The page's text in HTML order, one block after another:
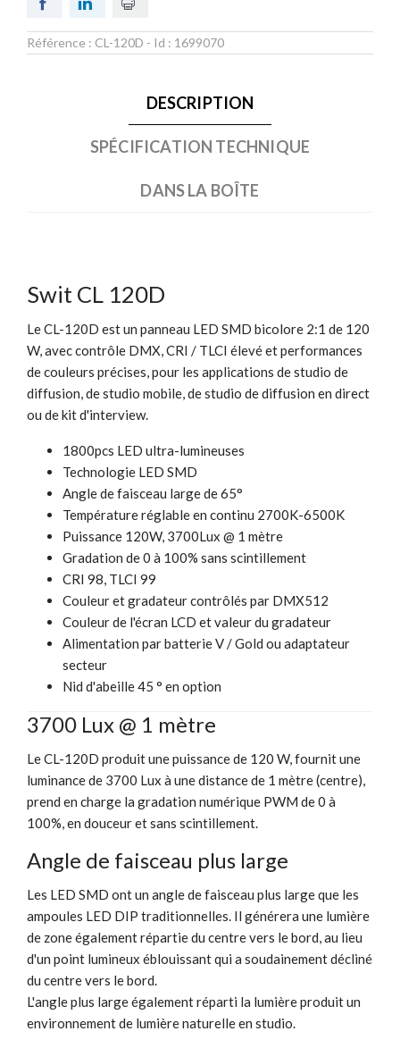
Référence : CL-120D - Id : 1699070
DESCRIPTION
SPÉCIFICATION TECHNIQUE
DANS LA BOÎTE
Swit CL 120D
Le CL-120D est un panneau LED SMD bicolore 2:1 de 120
W, avec contrôle DMX, CRI / TLCI élevé et performances
de couleurs précises, pour les applications de studio de
diffusion, de studio mobile, de studio de diffusion en direct
ou de kit d'interview.
1800pcs LED ultra-lumineuses
Technologie LED SMD
Angle de faisceau large de 65°
Température réglable en continu 2700K-6500K
Puissance 120W, 3700Lux @ 1 mètre
Gradation de 0 à 100% sans scintillement
CRI 98, TLCI 99
Couleur et gradateur contrôlés par DMX512
Couleur de l'écran LCD et valeur du gradateur
Alimentation par batterie V / Gold ou adaptateur
secteur
Nid d'abeille 45 ° en option
3700 Lux @ 1 mètre
Le CL-120D produit une puissance de 120 W, fournit une
luminance de 3700 Lux à une distance de 1 mètre (centre),
prend en charge la gradation numérique PWM de 0 à
100%, en douceur et sans scintillement.
Angle de faisceau plus large
Les LED SMD ont un angle de faisceau plus large que les
ampoules LED DIP traditionnelles. Il générera une lumière
de zone également répartie du centre vers le bord, au lieu
d'un point lumineux éblouissant qui a soudainement décliné
du centre vers le bord.
L'angle plus large également réparti la lumière produit un
environnement de lumière naturelle en studio.